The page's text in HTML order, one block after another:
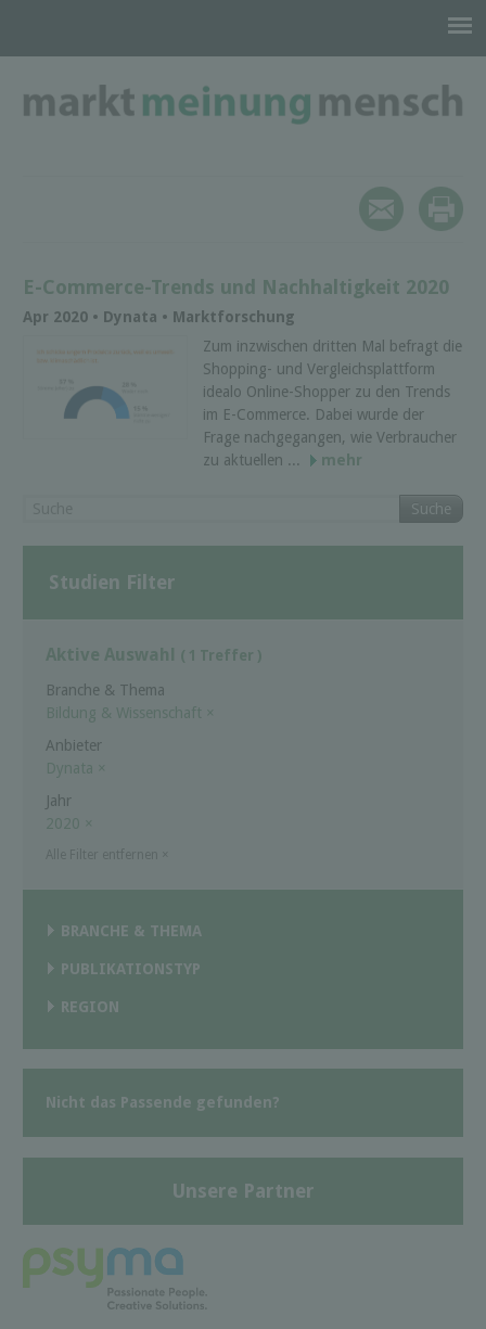
E-Commerce-Trends und Nachhaltigkeit 2020
Apr 2020 • Dynata • Marktforschung
Zum inzwischen dritten Mal befragt die
Shopping- und Vergleichsplattform
idealo Online-Shopper zu den Trends
im E-Commerce. Dabei wurde der
Frage nachgegangen, wie Verbraucher
zu aktuellen ...
mehr
Suche
Studien Filter
Aktive Auswahl ( 1 Treffer )
Branche & Thema
Bildung & Wissenschaft ×
Anbieter
Dynata ×
Jahr
2020 ×
BRANCHE & THEMA
PUBLIKATIONSTYP
REGION
Nicht das Passende gefunden?
Unsere Partner